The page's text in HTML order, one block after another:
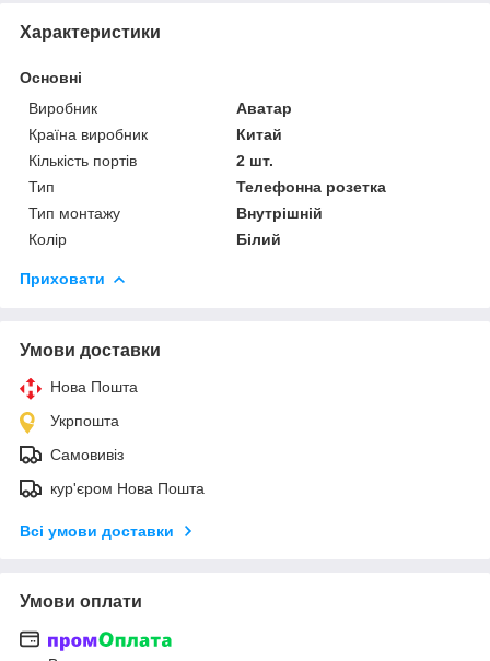
Характеристики
Основні
Виробник
Аватар
Країна виробник
Китай
Кількість портів
2 шт.
Тип
Телефонна розетка
Тип монтажу
Внутрішній
Колір
Білий
Приховати
Умови доставки
Нова Пошта
Укрпошта
Самовивіз
кур'єром Нова Пошта
Всі умови доставки
Умови оплати